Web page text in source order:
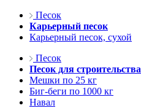
Песок
Карьерный песок
Карьерный песок, сухой
Песок
Песок для строительства
Мешки по 25 кг
Биг-беги по 1000 кг
Навал